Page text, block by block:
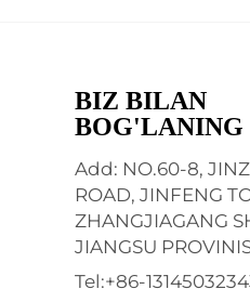
BIZ BILAN
BOG'LANING
Add: NO.60-8,
ROAD, JINFENG
ZHANGJIAGANG
JIANGSU
Tel:+86-